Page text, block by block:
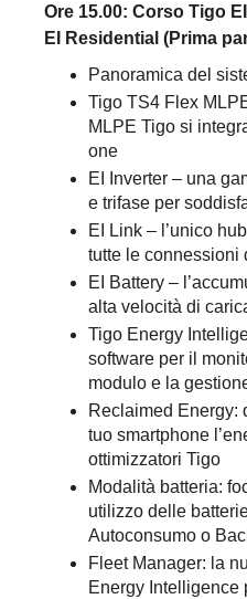
Ore 15.00: Corso Tigo
EI Residential (Prima
Panoramica del
Tigo TS4 Flex
MLPE Tigo si
one
EI Inverter – una
e trifase per
EI Link – l’unico
tutte le connessioni
EI Battery –
alta velocità di
Tigo Energy
software per il
modulo e la
Reclaimed Energy:
tuo smartphone
ottimizzatori Tigo
Modalità batteria:
utilizzo delle
Autoconsumo o
Fleet Manager: la
Energy Intelligence